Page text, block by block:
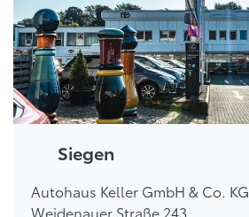
Siegen
Autohaus Keller GmbH & Co. KG
Weidenauer Straße 243